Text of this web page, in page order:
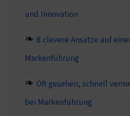
und Innovation
8 clevere Ansätze auf
Markenführung
Oft gesehen, schnell
bei Markenführung